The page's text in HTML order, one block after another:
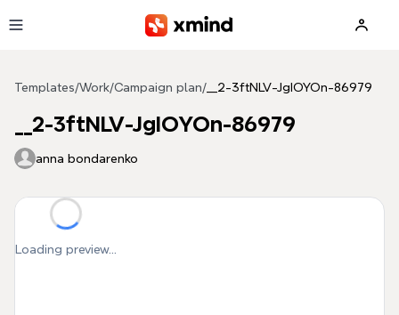
Templates/Work/Campaign plan/ __2-3ftNLV-JgIOYOn-86979
__2-3ftNLV-JgIOYOn-86979
anna bondarenko
Loading preview...